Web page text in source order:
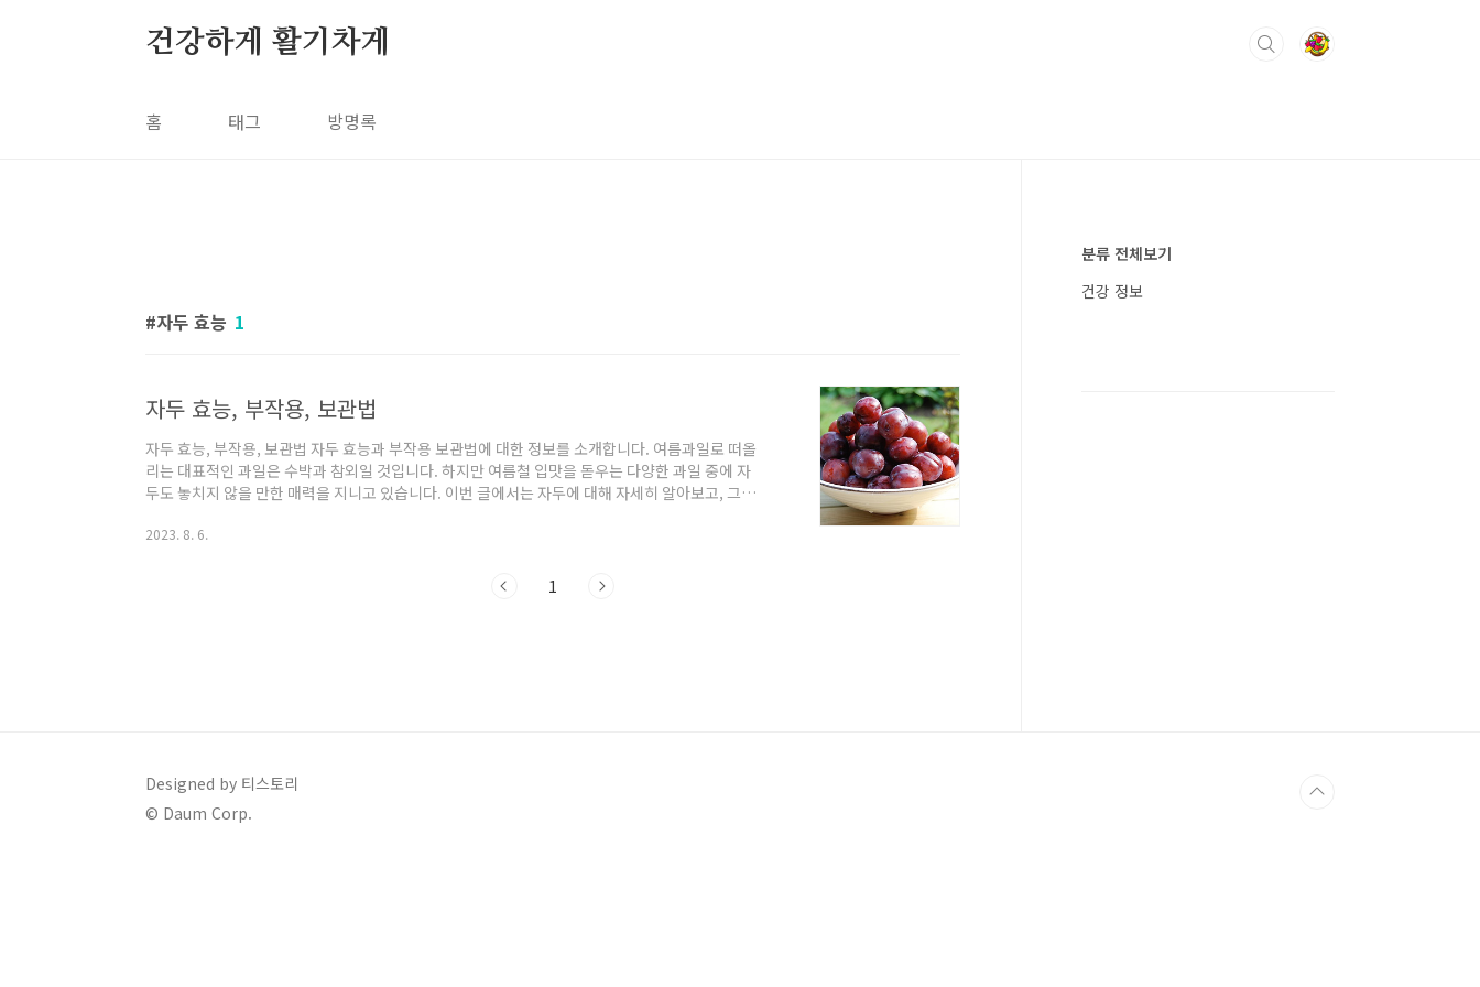
건강하게 활기차게
홈 태그 방명록
자두 효능 1
자두 효능, 부작용, 보관법
자두 효능, 부작용, 보관법 자두 효능과 부작용 보관법에 대한 정보를 소개합니다. 여름과일로 떠올
리는 대표적인 과일은 수박과 참외일 것입니다. 하지만 여름철 입맛을 돋우는 다양한 과일 중에 자
두도 놓치지 않을 만한 매력을 지니고 있습니다. 이번 글에서는 자두에 대해 자세히 알아보고, 그
신라시대부터 재배되어 온 오랜 역사를 자랑하는 과일입니다. '자도(紫桃)'에서 유래한 '자두'라는
도로 친숙한 과일입니다. 주요 품종과 특징 세계적으로 다양한 자두 종류가 있지만, 우리나라에서
2023. 8. 6.
1
분류 전체보기
건강 정보
Designed by 티스토리
© Daum Corp.